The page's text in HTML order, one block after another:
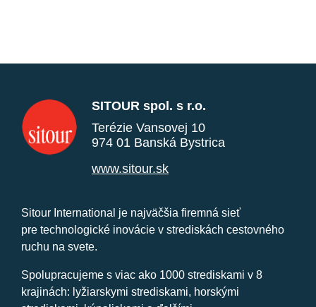
SITOUR spol. s r.o.
Terézie Vansovej 10
974 01 Banská Bystrica
www.sitour.sk
Sitour International je najväčšia firemná sieť
pre technologické inovácie v strediskách cestovného
ruchu na svete.
Spolupracujeme s viac ako 1000 strediskami v 8
krajinách: lyžiarskymi strediskami, horskými